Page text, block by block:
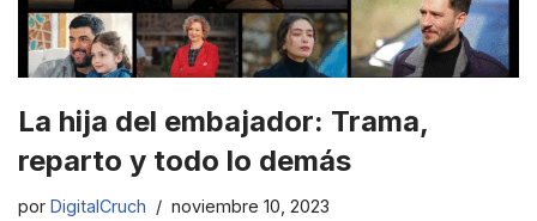
La hija del embajador: Trama,
reparto y todo lo demás
por DigitalCruch noviembre 10, 2023